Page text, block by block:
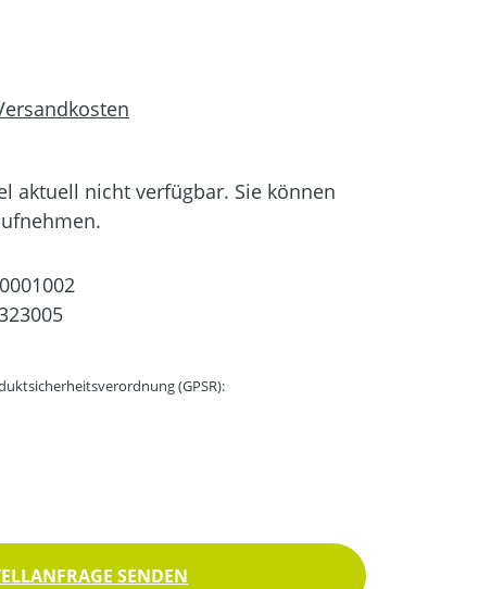
aktuell nicht verfügbar. Sie können
(GPSR):
SENDEN